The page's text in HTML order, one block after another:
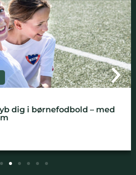
dig i børnefodbold – med